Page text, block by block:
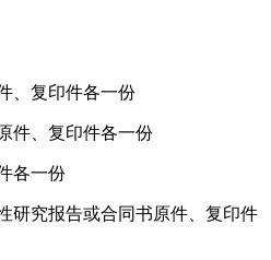
、复印件各一份
件、复印件各一份
各一份
研究报告或合同书原件、复印件